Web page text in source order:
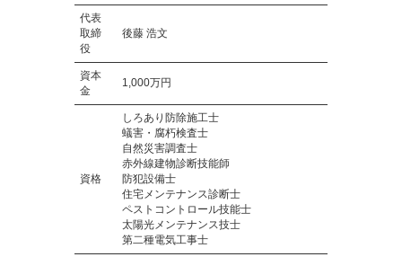
代表
取締
役
後藤 浩文
資本
金
1,000万円
資格
しろあり防除施工士
蟻害・腐朽検査士
自然災害調査士
赤外線建物診断技能師
防犯設備士
住宅メンテナンス診断士
ペストコントロール技能士
太陽光メンテナンス技士
第二種電気工事士